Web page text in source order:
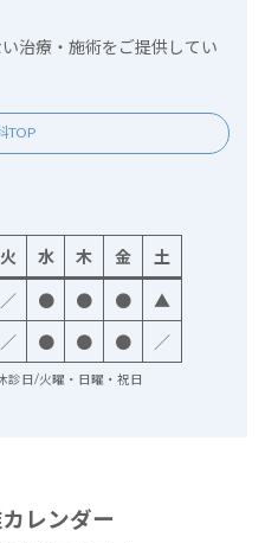
治療・施術をご提供してい
TOP
火 水 木 金 土
／ ● ● ● ▲
／ ● ● ● ／
診日/火曜・日曜・祝日
レンダー